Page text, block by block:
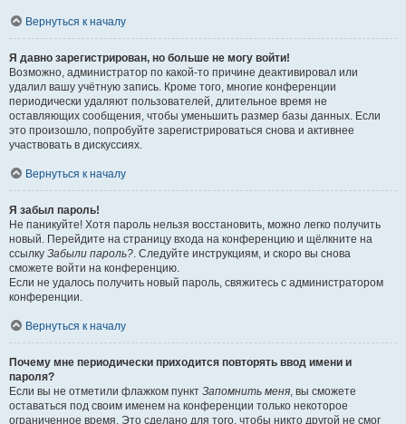
Вернуться к началу
Я давно зарегистрирован, но больше не могу войти!
Возможно, администратор по какой-то причине деактивировал или
удалил вашу учётную запись. Кроме того, многие конференции
периодически удаляют пользователей, длительное время не
оставляющих сообщения, чтобы уменьшить размер базы данных. Если
это произошло, попробуйте зарегистрироваться снова и активнее
участвовать в дискуссиях.
Вернуться к началу
Я забыл пароль!
Не паникуйте! Хотя пароль нельзя восстановить, можно легко получить
новый. Перейдите на страницу входа на конференцию и щёлкните на
ссылку Забыли пароль?. Следуйте инструкциям, и скоро вы снова
сможете войти на конференцию.
Если не удалось получить новый пароль, свяжитесь с администратором
конференции.
Вернуться к началу
Почему мне периодически приходится повторять ввод имени и
пароля?
Если вы не отметили флажком пункт Запомнить меня, вы сможете
оставаться под своим именем на конференции только некоторое
ограниченное время. Это сделано для того, чтобы никто другой не смог